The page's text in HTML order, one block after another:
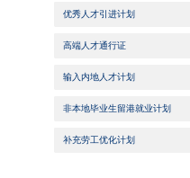
优秀人才引进计划
高端人才通行证
输入内地人才计划
非本地毕业生留港就业计划
补充劳工优化计划